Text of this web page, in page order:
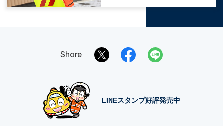
Share
LINEスタンプ好評発売中